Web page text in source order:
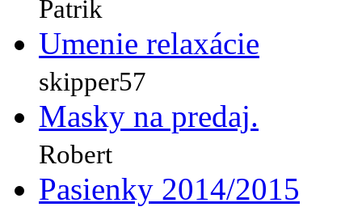
Patrik
Umenie relaxácie
skipper57
Masky na predaj.
Robert
Pasienky 2014/2015